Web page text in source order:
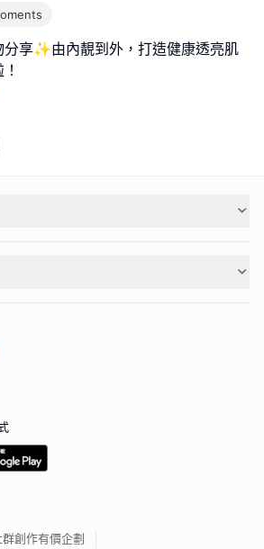
享✨由內靚到外，打造健康透亮肌
群創作有價企劃